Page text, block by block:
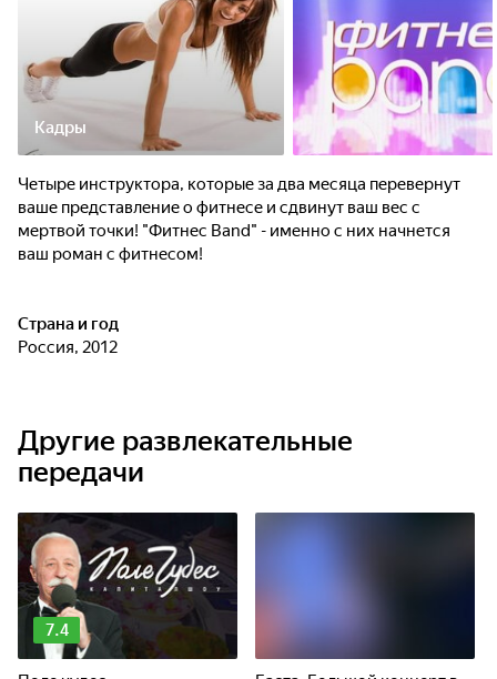
Кадры
Четыре инструктора, которые за два месяца перевернут
ваше представление о фитнесе и сдвинут ваш вес с
мертвой точки! "Фитнес Band" - именно с них начнется
ваш роман с фитнесом!
Страна и год
Россия, 2012
Другие развлекательные
передачи
7.4